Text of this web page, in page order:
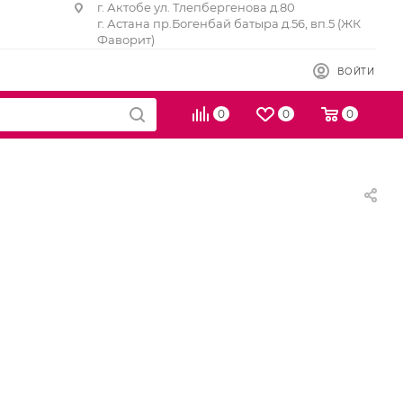
г. Актобе ул. Тлепбергенова д.80
г. Астана пр.Богенбай батыра д.56, вп.5 (ЖК
Фаворит)
ВОЙТИ
0 0 0